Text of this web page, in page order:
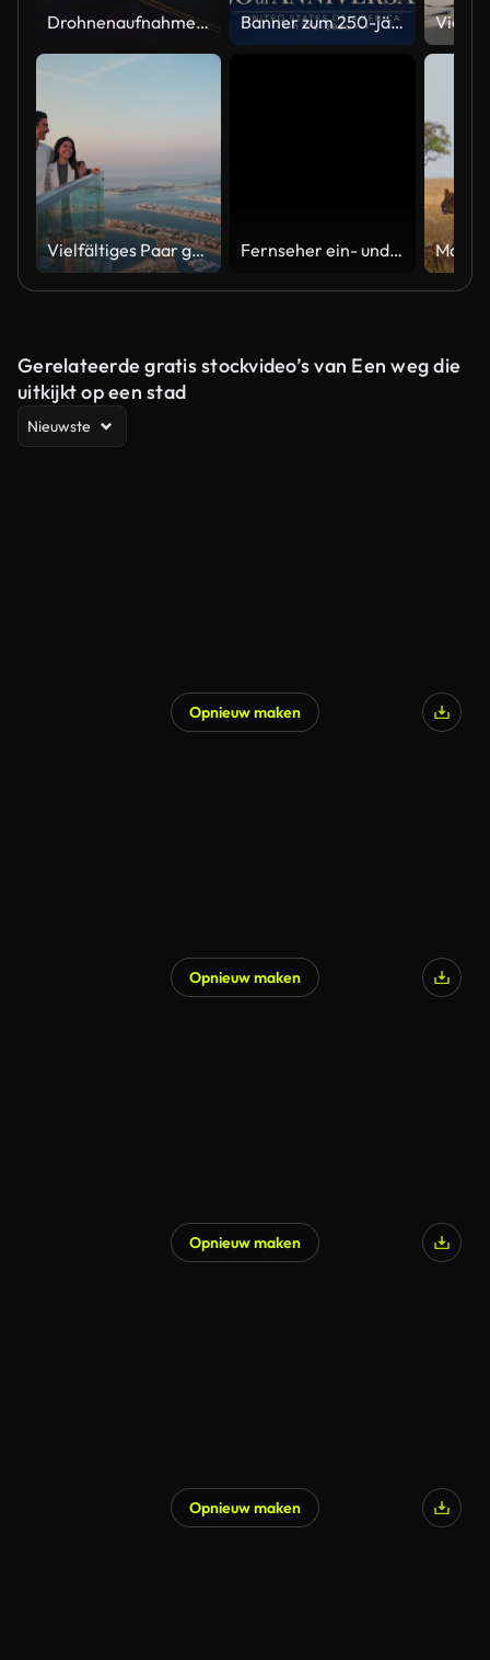
Drohnenaufnahme aus der Luft eines Polizeiautos, das nachts mit eingeschaltetem Licht auf einer Stadtstraße fährt Banner zum 250-jährigen Jubiläum der USA. 250 Jahre Unabhängigkeit. 4. Juli 2026, US-Unabhängigkeitstag, Video-Grußkarte. US-Flaggen-Feuerwerk auf blauem Himmelshintergrund. Vierter Juli. 4K nahtlose Schleife
Vielfältiges Paar genießt den Sonnenuntergangsblick vom Hochhaus Sky Deck mit Blick auf Palm Jumeirah Fernseher ein- und ausgeschaltet. TV-Effekt einschalten, TV-Effekt ausschalten. Schalte den LCD-TV-Effekt ein, schalte den TV-Effekt aus. LED-Fernseher an und aus auf schwarzem Hintergrund
Gerelateerde gratis stockvideo’s van Een weg die
uitkijkt op een stad
Nieuwste
Opnieuw maken
Opnieuw maken
Opnieuw maken
Opnieuw maken